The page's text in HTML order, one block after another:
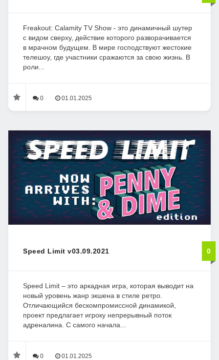
Freakout: Calamity TV Show - это динамичный шутер
с видом сверху, действие которого разворачивается
в мрачном будущем. В мире господствуют жестокие
телешоу, где участники сражаются за свою жизнь. В
роли...
0 01.01.2025
Speed Limit v03.09.2021 0
Speed Limit – это аркадная игра, которая выводит на
новый уровень жанр экшена в стиле ретро.
Отличающийся бескомпромиссной динамикой,
проект предлагает игроку непрерывный поток
адреналина. С самого начала...
0 01.01.2025